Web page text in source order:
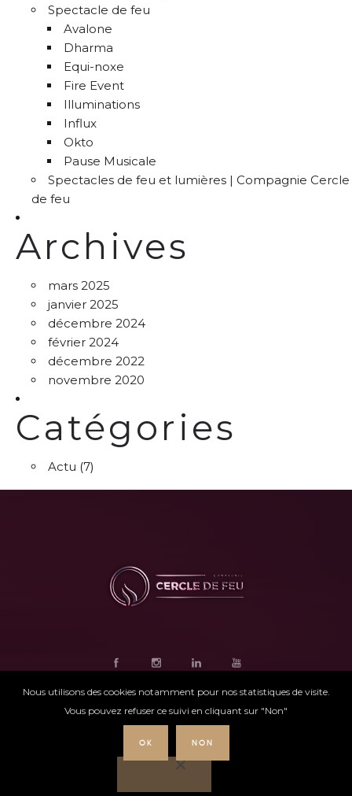
Spectacle de feu
Avalone
Dharma
Equi-noxe
Fire Event
Illuminations
Influx
Okto
Pause Musicale
Spectacles de feu et lumières | Compagnie Cercle
de feu
Archives
mars 2025
janvier 2025
décembre 2024
février 2024
décembre 2022
novembre 2020
Catégories
Actu (7)
Nous utilisons des cookies notamment pour nos statistiques de visite.
Vous pouvez refuser ce suivi en cliquant sur "Non"
OK NON